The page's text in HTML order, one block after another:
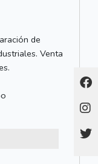
de
Venta